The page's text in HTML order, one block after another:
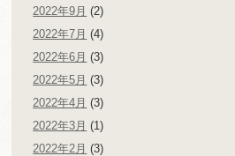
2022年9月 (2)
2022年7月 (4)
2022年6月 (3)
2022年5月 (3)
2022年4月 (3)
2022年3月 (1)
2022年2月 (3)